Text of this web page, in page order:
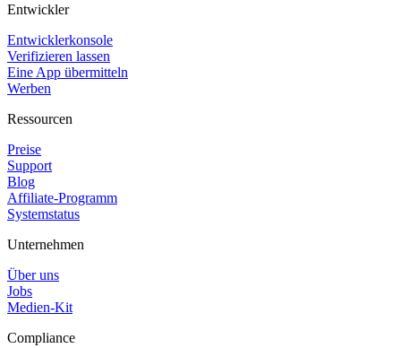
Entwickler
Entwicklerkonsole
Verifizieren lassen
Eine App übermitteln
Werben
Ressourcen
Preise
Support
Blog
Affiliate-Programm
Systemstatus
Unternehmen
Über uns
Jobs
Medien-Kit
Compliance